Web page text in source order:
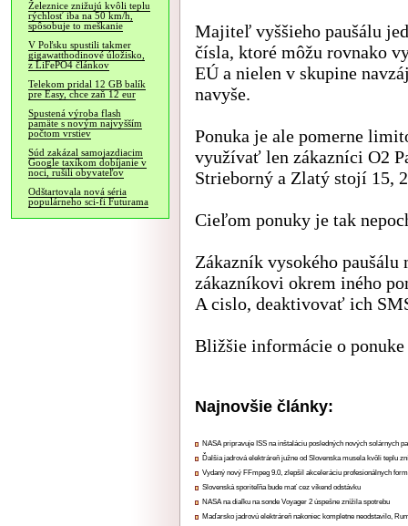
Železnice znižujú kvôli teplu
rýchlosť iba na 50 km/h,
spôsobuje to meškanie
V Poľsku spustili takmer
gigawatthodinové úložisko,
z LiFePO4 článkov
Telekom pridal 12 GB balík
pre Easy, chce zaň 12 eur
Spustená výroba flash
pamäte s novým najvyšším
počtom vrstiev
Súd zakázal samojazdiacim
Google taxíkom dobíjanie v
noci, rušili obyvateľov
Odštartovala nová séria
populárneho sci-fi Futurama
Majiteľ vyššieho paušálu
čísla, ktoré môžu rovnako
EÚ a nielen v skupine
navyše.
Ponuka je ale pomerne
využívať len zákazníci O2
Strieborný a Zlatý stojí 15,
Cieľom ponuky je tak
Zákazník vysokého paušálu
zákazníkovi okrem iného
A cislo, deaktivovať ich
Bližšie informácie o
Najnovšie články:
NASA pripravuje ISS na inštaláciu posledných nových solárnych
Ďalšia jadrová elektráreň južne od Slovenska musela kvôli teplu
Vydaný nový FFmpeg 9.0, zlepšil akceleráciu profesionálnych
Slovenská sporiteľňa bude mať cez víkend odstávku
NASA na diaľku na sonde Voyager 2 úspešne znížila spotrebu
Maďarsko jadrovú elektráreň nakoniec kompletne neodstavilo,